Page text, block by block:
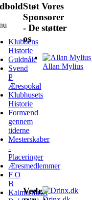
Klubbens
Historie
Guldnåle
Svend
P
Ærespokal
Klubhusets
Historie
Formænd
gennem
tiderne
Mesterskaber
-
Placeringer
Æresmedlemmer
F O
B
Kalmarhuset
Støt Vores
Sponsorer
- De støtter
os
Allan Mylius
Vedr.